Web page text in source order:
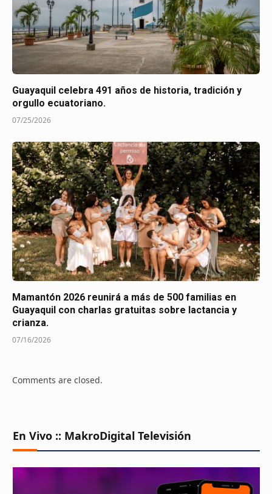
Guayaquil celebra 491 años de historia, tradición y
orgullo ecuatoriano.
07/25/2026
Mamantón 2026 reunirá a más de 500 familias en
Guayaquil con charlas gratuitas sobre lactancia y
crianza.
07/16/2026
Comments are closed.
En Vivo :: MakroDigital Televisión